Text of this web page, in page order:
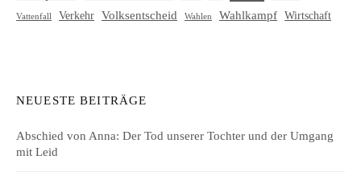
Vattenfall Verkehr Volksentscheid Wahlen Wahlkampf Wirtschaft
NEUESTE BEITRÄGE
Abschied von Anna: Der Tod unserer Tochter und der Umgang
mit Leid